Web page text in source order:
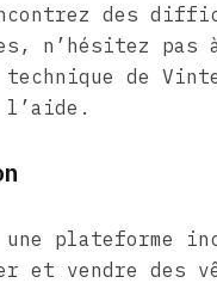
des
n’hésitez pas
de
plateforme
et vendre des